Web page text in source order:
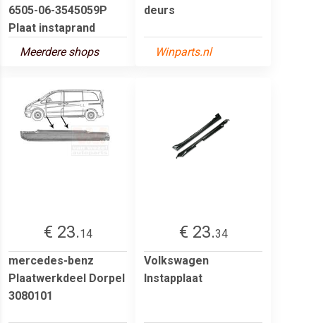
6505-06-3545059P
Plaat instaprand
Meerdere shops
deurs
Winparts.nl
€ 23.14
mercedes-benz
Plaatwerkdeel Dorpel
3080101
€ 23.34
Volkswagen
Instapplaat